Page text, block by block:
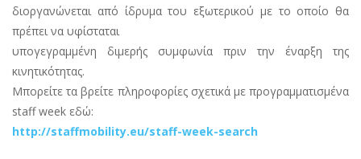
διοργανώνεται από ίδρυμα του εξωτερικού με το οποίο θα
πρέπει να υφίσταται
υπογεγραμμένη διμερής συμφωνία πριν την έναρξη της
κινητικότητας.
Μπορείτε τα βρείτε πληροφορίες σχετικά με προγραμματισμένα
staff week εδώ:
http://staffmobility.eu/staff-week-search